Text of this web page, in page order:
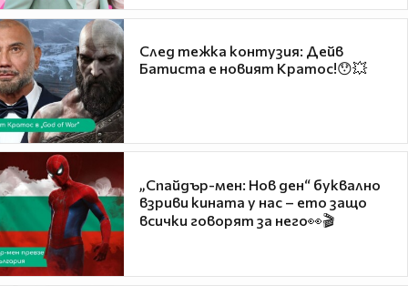
След тежка контузия: Дейв
Батиста е новият Кратос!😯💥
„Спайдър-мен: Нов ден“ буквално
взриви кината у нас – ето защо
всички говорят за него👀🎬